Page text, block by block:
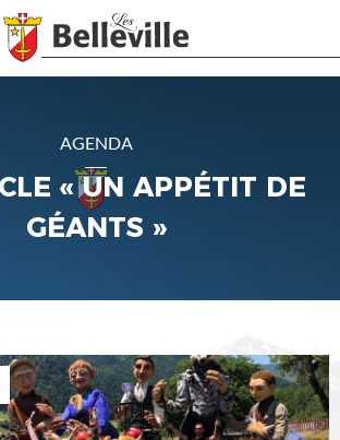
AGENDA
« UN APPÉTIT DE
GÉANTS »